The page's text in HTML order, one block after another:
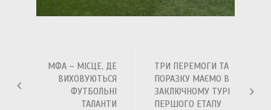
записів
МФА – МІСЦЕ, ДЕ
ВИХОВУЮТЬСЯ
ФУТБОЛЬНІ
ТАЛАНТИ
ТРИ ПЕРЕМОГИ ТА
ПОРАЗКУ МАЄМО В
ЗАКЛЮЧНОМУ ТУРІ
ПЕРШОГО ЕТАПУ